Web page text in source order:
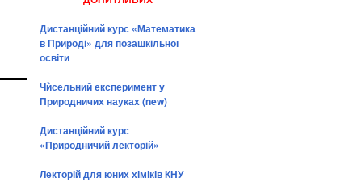
Дистанційний курс «Математика
в Природі» для позашкільної
освіти
Чѝсельний експеримент у
Природничих науках (new)
Дистанційний курс
«Природничий лекторій»
Лекторій для юних хіміків КНУ